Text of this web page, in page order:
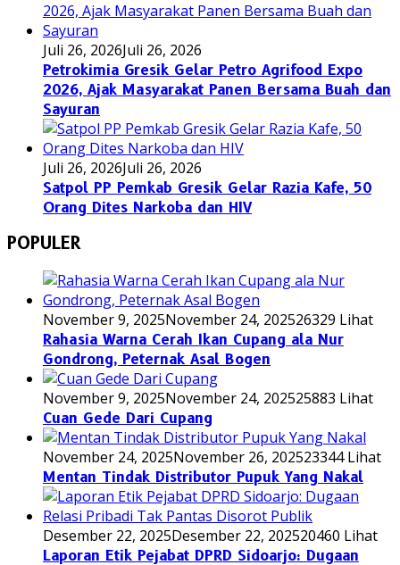
Juli 26, 2026Juli 26, 2026
Petrokimia Gresik Gelar Petro Agrifood Expo
2026, Ajak Masyarakat Panen Bersama Buah dan
Sayuran
Juli 26, 2026Juli 26, 2026
Satpol PP Pemkab Gresik Gelar Razia Kafe, 50
Orang Dites Narkoba dan HIV
POPULER
November 9, 2025November 24, 202526329 Lihat
Rahasia Warna Cerah Ikan Cupang ala Nur
Gondrong, Peternak Asal Bogen
November 9, 2025November 24, 202525883 Lihat
Cuan Gede Dari Cupang
November 24, 2025November 26, 202523344 Lihat
Mentan Tindak Distributor Pupuk Yang Nakal
Desember 22, 2025Desember 22, 202520460 Lihat
Laporan Etik Pejabat DPRD Sidoarjo: Dugaan